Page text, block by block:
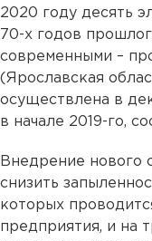
2020 году десять
70-х годов
современными –
(Ярославская
осуществлена в
в начале 2019-го,
Внедрение нового
снизить
которых
предприятия, и на